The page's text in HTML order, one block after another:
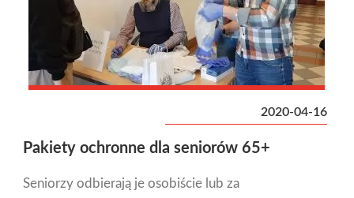
2020-04-16
Pakiety ochronne dla seniorów 65+
Seniorzy odbierają je osobiście lub za